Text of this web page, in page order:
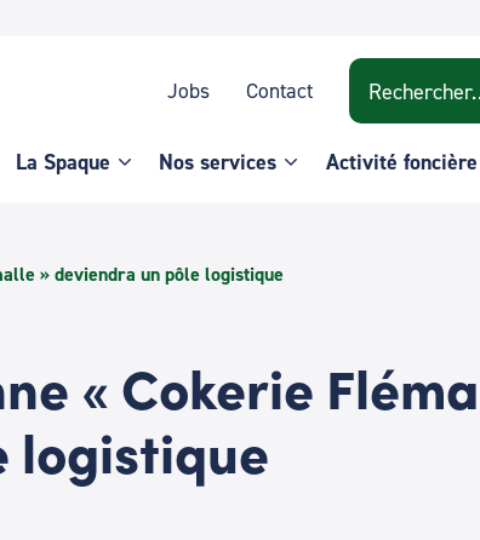
Jobs Contact
Rechercher :
La Spaque Nos services Activité foncière
» deviendra un pôle logistique
« Cokerie
logistique